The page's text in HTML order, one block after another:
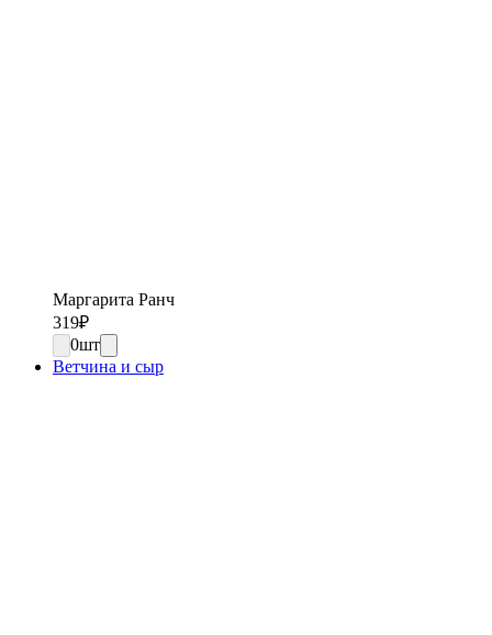
Маргарита Ранч
319₽
0шт
Ветчина и сыр